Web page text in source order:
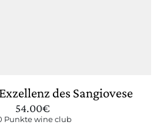
des Sangiovese
54.00€
Punkte wine club